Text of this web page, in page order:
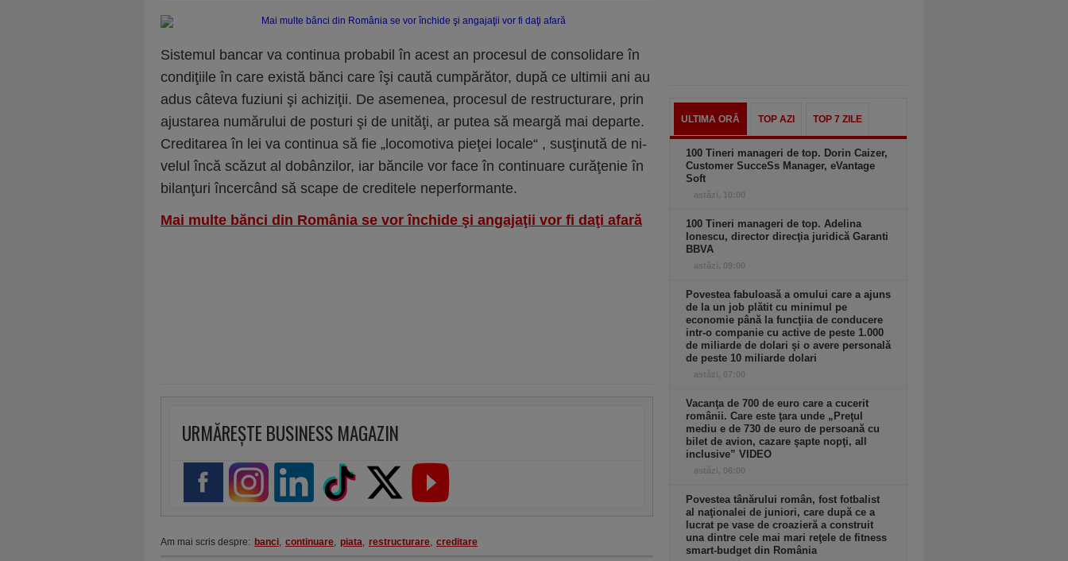
Sistemul bancar va continua pro­babil în acest an procesul de con­solidare în
condiţiile în care există bănci care îşi caută cumpărător, după ce ultimii ani au
adus câteva fuziuni şi achiziţii. De asemenea, procesul de restructurare, prin
ajustarea numărului de posturi şi de unităţi, ar putea să meargă mai departe.
Creditarea în lei va continua să fie „locomotiva pieţei locale“ , susţinută de ni­
velul încă scăzut al dobânzilor, iar băncile vor face în continuare curăţenie în
bilanţuri în­cer­când să scape de creditele neperformante.
Mai multe bănci din România se vor închide şi angajaţii vor fi daţi afară
URMĂREȘTE BUSINESS MAGAZIN
Am mai scris despre: banci, continuare, piata, restructurare, creditare
ULTIMA ORĂ TOP AZI TOP 7 ZILE
100 Tineri manageri de top. Dorin Caizer,
Customer SucceSs Manager, eVantage
Soft
astăzi, 10:00
100 Tineri manageri de top. Adelina
Ionescu, director direcţia juridică Garanti
BBVA
astăzi, 09:00
Povestea fabuloasă a omului care a ajuns
de la un job plătit cu minimul pe
economie până la funcţiia de conducere
intr-o companie cu active de peste 1.000
de miliarde de dolari şi o avere personală
de peste 10 miliarde dolari
astăzi, 07:00
Vacanţa de 700 de euro care a cucerit
românii. Care este ţara unde „Preţul
mediu e de 730 de euro de persoană cu
bilet de avion, cazare şapte nopţi, all
inclusive” VIDEO
astăzi, 06:00
Povestea tânărului român, fost fotbalist
al naţionalei de juniori, care după ce a
lucrat pe vase de croazieră a construit
una dintre cele mai mari reţele de fitness
smart-budget din România